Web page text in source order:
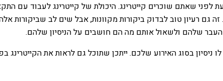
לפני שאתם שוכרים קייטרינג.היכולת של קייטרינג לעבוד עם
רעיון טוב לבדוק ביקורות מקוונות, אבל שים לב שביקורות
העבר שלהם ולשאול אותם מה הם חושבים על הניסיון שלהם.
בסוג האירוע שלכם. ייתכן שתוכל גם לראות את הקייטרינג